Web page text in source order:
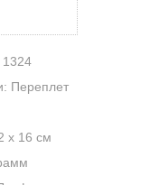
1324
Переплет
х 16 см